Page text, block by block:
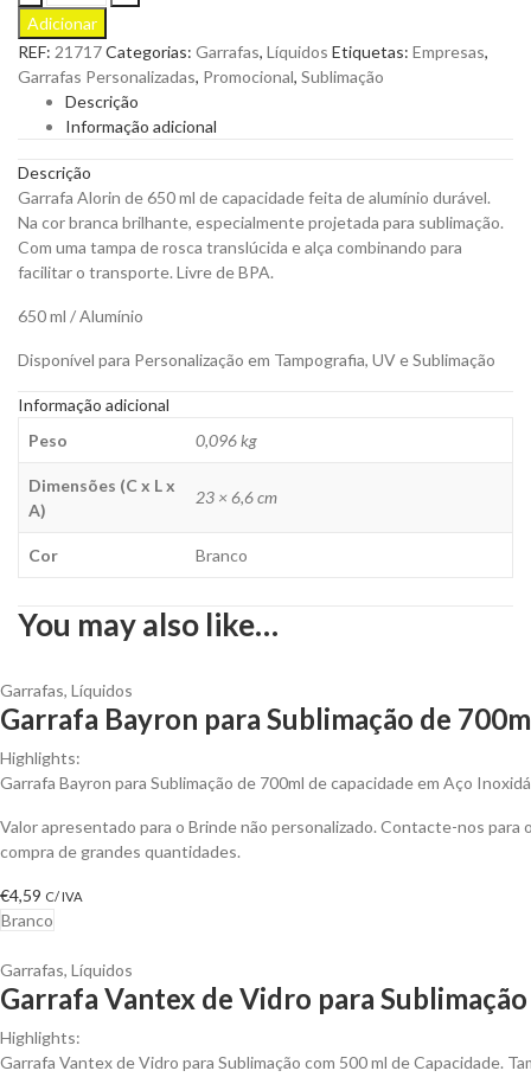
Alorin
de
650
ml
em
Alumínio
Sublimação
para
Personalizar
quantity
Adicionar
REF: 21717Categorias: Garrafas, Líquidos Etiquetas: Empresas,
Garrafas Personalizadas, Promocional, Sublimação
Descrição
Informação adicional
Descrição
Garrafa Alorin de 650 ml de capacidade feita de alumínio durável.
Na cor branca brilhante, especialmente projetada para sublimação.
Com uma tampa de rosca translúcida e alça combinando para
facilitar o transporte. Livre de BPA.
650 ml / Alumínio
Disponível para Personalização em Tampografia, UV e Sublimação
Informação adicional
Peso
0,096 kg
Dimensões (C x L x
A)
23 × 6,6 cm
Cor Branco
You may also like…
Garrafas, Líquidos
Garrafa Bayron para Sublimação de
Highlights:
Garrafa Bayron para Sublimação de 700ml de capacidade em Aço
Valor apresentado para o Brinde não personalizado. Contacte-nos para
compra de grandes quantidades.
€4,59 C/ IVA
Branco
Garrafas, Líquidos
Garrafa Vantex de Vidro para
Highlights:
Garrafa Vantex de Vidro para Sublimação com 500 ml de Capacidade.